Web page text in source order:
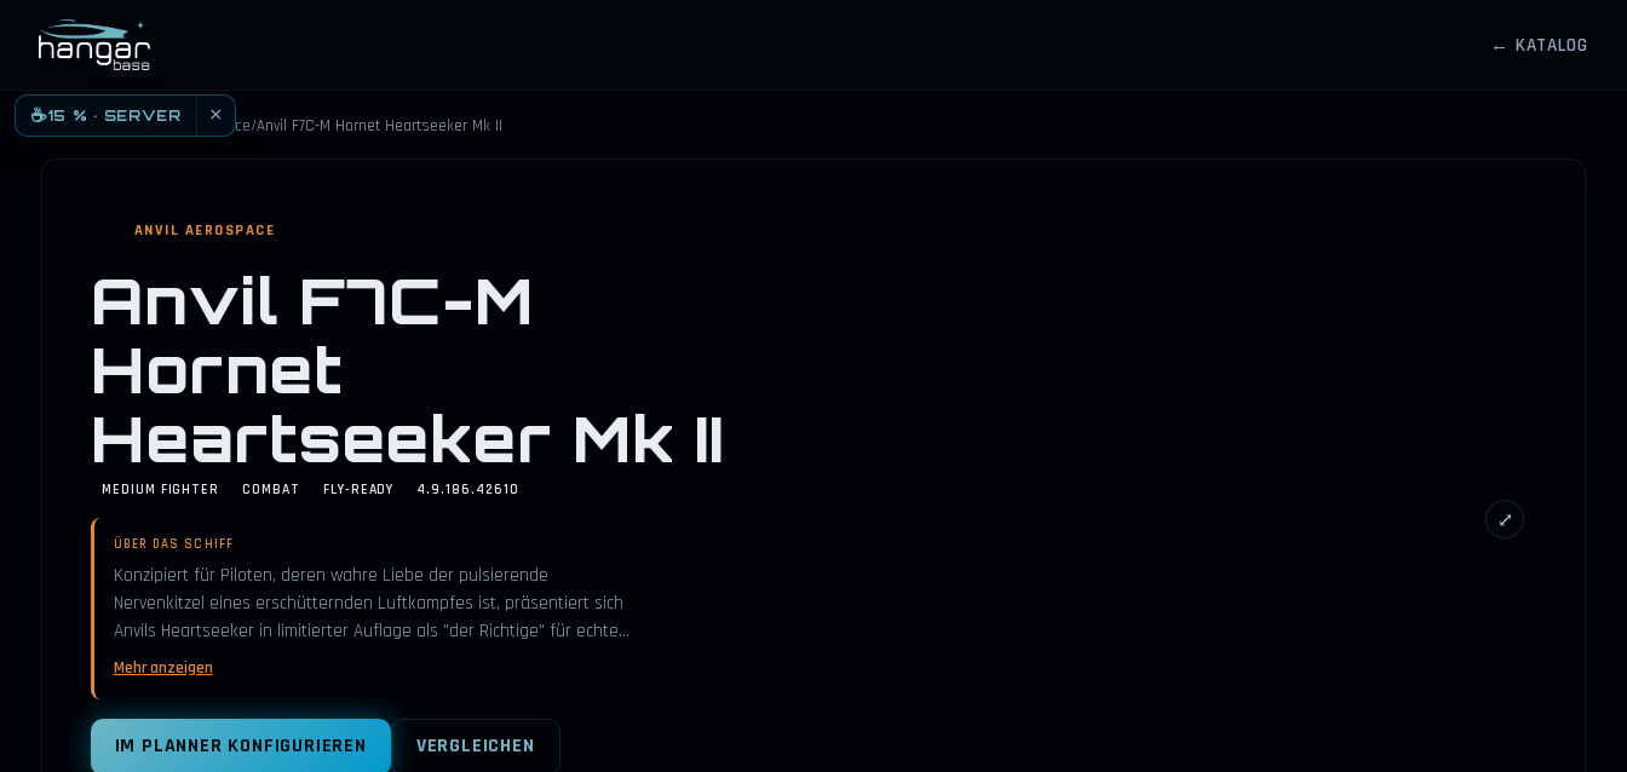
HANGARBASE
← KATALOG
Schiffskatalog/ Anvil Aerospace/Anvil F7C-M Hornet Heartseeker Mk II
ANVIL AEROSPACE
Anvil F7C-M
Hornet
Heartseeker Mk II
MEDIUM FIGHTER COMBAT FLY-READY 4.9.186.42610
ÜBER DAS SCHIFF
Konzipiert für Piloten, deren wahre Liebe der pulsierende
Nervenkitzel eines erschütternden Luftkampfes ist, präsentiert sich
Anvils Heartseeker in limitierter Auflage als "der Richtige" für echte…
Mehr anzeigen
IM PLANNER KONFIGURIEREN VERGLEICHEN
⤢
☕15 % · SERVER ×